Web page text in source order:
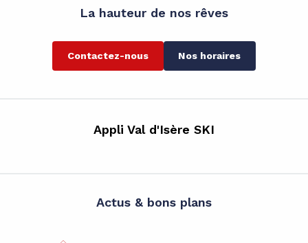
La hauteur de nos rêves
Contactez-nous Nos horaires
Appli Val d'Isère SKI
Actus & bons plans